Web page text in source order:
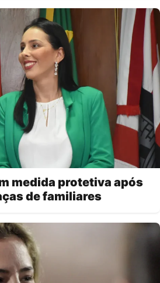
medida protetiva após
de familiares